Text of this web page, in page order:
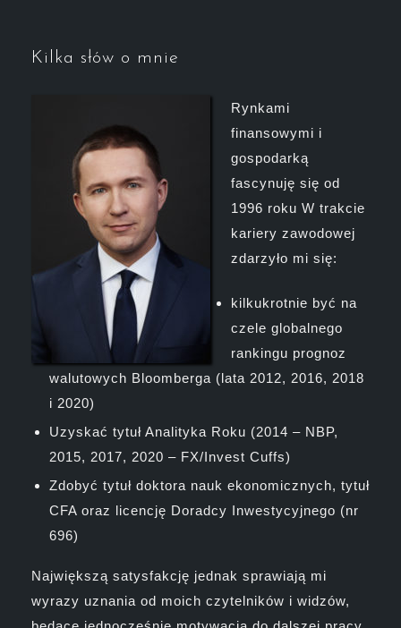
Kilka słów o mnie
Rynkami
finansowymi i
gospodarką
fascynuję się od
1996 roku W trakcie
kariery zawodowej
zdarzyło mi się:
kilkukrotnie być na
czele globalnego
rankingu prognoz
walutowych Bloomberga (lata 2012, 2016, 2018
i 2020)
Uzyskać tytuł Analityka Roku (2014 – NBP,
2015, 2017, 2020 – FX/Invest Cuffs)
Zdobyć tytuł doktora nauk ekonomicznych, tytuł
CFA oraz licencję Doradcy Inwestycyjnego (nr
696)
Największą satysfakcję jednak sprawiają mi
wyrazy uznania od moich czytelników i widzów,